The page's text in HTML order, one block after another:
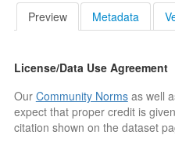
Preview Metadata
License/Data Use Agreement
Our Community Normsas well
expect that proper credit is
citation shown on the dataset